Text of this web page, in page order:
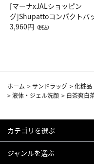
[マーナxJALショッピン
グ]Shupattoコンパクトバ
Drop JAL客室乗務員（LC）
3,960円 （税込）
ホーム >サンドラッグ >化粧品
>液体・ジェル洗顔 > 白茶爽白
カテゴリを選ぶ
ジャンルを選ぶ